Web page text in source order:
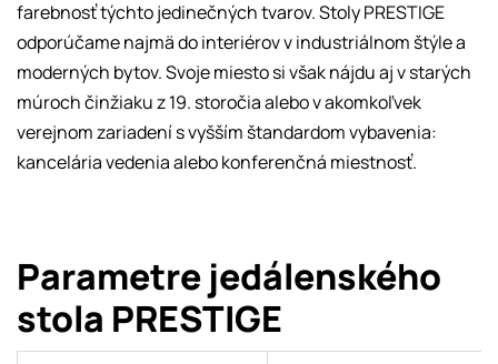
farebnosť týchto jedinečných tvarov. Stoly PRESTIGE
odporúčame najmä do interiérov v industriálnom štýle a
moderných bytov. Svoje miesto si však nájdu aj v starých
múroch činžiaku z 19. storočia alebo v akomkoľvek
verejnom zariadení s vyšším štandardom vybavenia:
kancelária vedenia alebo konferenčná miestnosť.
Parametre jedálenského
stola PRESTIGE